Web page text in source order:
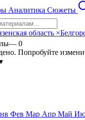
Аналитика Сюжеты
область ×
— 0
Попробуйте
Фев Мар Апр Май